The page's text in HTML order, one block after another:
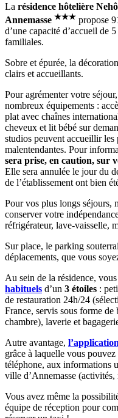
La résidence hôtelière
Annemasse ★★★ propose
d’une capacité d’accueil de
familiales.
Sobre et épurée, la
clairs et accueillants.
Pour agrémenter votre
nombreux équipements :
plat avec chaînes
cheveux et lit bébé sur
studios peuvent accueillir les
malentendantes. Pour
sera prise, en caution, sur
Elle sera annulée le jour du
de l’établissement ont bien
Pour vos plus longs séjours,
conserver votre
réfrigérateur, lave-vaisselle,
Sur place, le parking
déplacements, que vous
Au sein de la résidence,
habituels d’un 3 étoiles :
de restauration 24h/24
France, servis sous forme de
chambre), laverie et
Autre avantage,
grâce à laquelle vous
téléphone, aux informations
ville d’Annemasse
Vous avez même la
équipe de réception pour